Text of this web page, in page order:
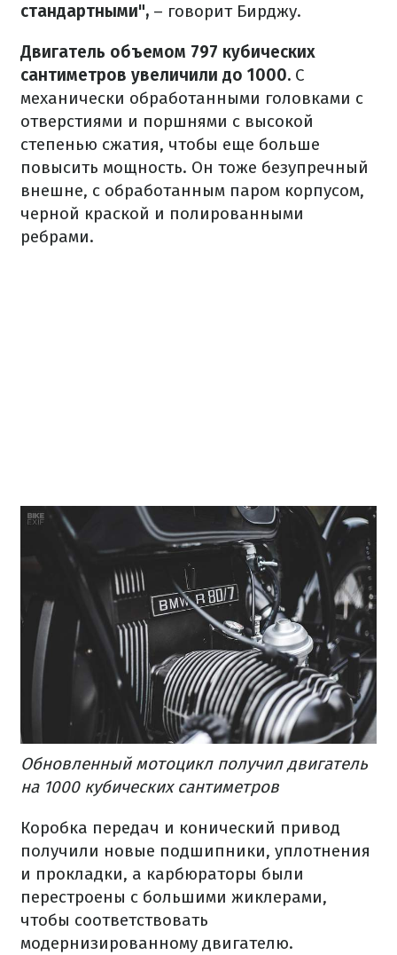
стандартными", – говорит Бирджу.
Двигатель объемом 797 кубических
сантиметров увеличили до 1000. С
механически обработанными головками с
отверстиями и поршнями с высокой
степенью сжатия, чтобы еще больше
повысить мощность. Он тоже безупречный
внешне, с обработанным паром корпусом,
черной краской и полированными
ребрами.
Обновленный мотоцикл получил двигатель
на 1000 кубических сантиметров
Коробка передач и конический привод
получили новые подшипники, уплотнения
и прокладки, а карбюраторы были
перестроены с большими жиклерами,
чтобы соответствовать
модернизированному двигателю.